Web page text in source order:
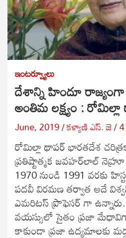
ఇంటర్వ్యూలు
దేశాన్ని హిందూ
అంతిమ లక్ష్యం :
June, 2019 కళ్యాణి ఎస్. జె
రోమిల్లా థాపర్ భారతదేశ
ప్రతిష్టాత్మక జవహర్‌లాల్
1970 నుండి 1991 వరకు
పదవీ విరమణ తర్వాత అదే
ఎమరిటస్ ప్రొఫెసర్ గా
వయస్సులో సైతం ప్రజా
కాకుండా ప్రజా ఉద్యమాలకు